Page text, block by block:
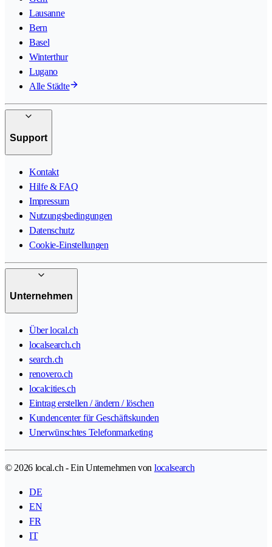
Lausanne
Bern
Basel
Winterthur
Lugano
Alle Städte
Support
Kontakt
Hilfe & FAQ
Impressum
Nutzungsbedingungen
Datenschutz
Cookie-Einstellungen
Unternehmen
Über local.ch
localsearch.ch
search.ch
renovero.ch
localcities.ch
Eintrag erstellen / ändern / löschen
Kundencenter für Geschäftskunden
Unerwünschtes Telefonmarketing
© 2026 local.ch - Ein Unternehmen von localsearch
DE
EN
FR
IT